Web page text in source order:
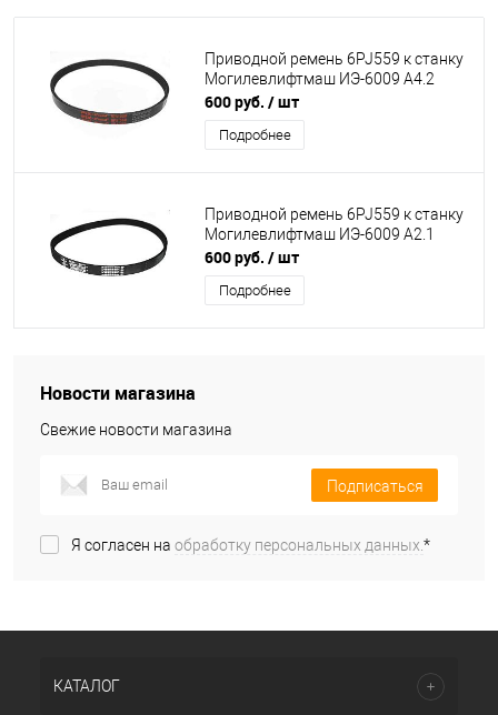
Приводной ремень 6PJ559 к станку
Могилевлифтмаш ИЭ-6009 А4.2
600 руб. / шт
Подробнее
Приводной ремень 6PJ559 к станку
Могилевлифтмаш ИЭ-6009 А2.1
600 руб. / шт
Подробнее
Новости магазина
Свежие новости магазина
Подписаться
Я согласен на обработку персональных данных.*
КАТАЛОГ